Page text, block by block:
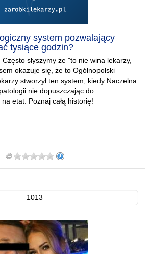
system pozwalający
tysiące godzin?
słyszymy że "to nie wina lekarzy,
okazuje się, że to Ogólnopolski
stworzył ten system, kiedy Naczelna
nie dopuszczając do
etat. Poznaj całą historię!
1013